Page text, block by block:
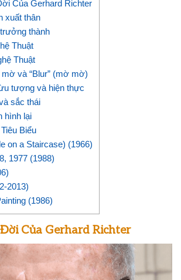
Của Gerhard Richter
xuất thân
thành
Thuật
Thuật
và “Blur” (mờ mờ)
tượng và hiện thực
sắc thái
hình lại
Biểu
on a Staircase) (1966)
1977 (1988)
2013)
(1986)
Của Gerhard Richter